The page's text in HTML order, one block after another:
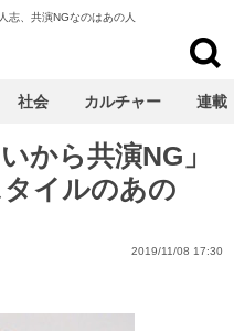
志、共演NGなのはあの人
から共演NG」
イルのあの
2019/11/08 17:30
社会 カルチャー 連載